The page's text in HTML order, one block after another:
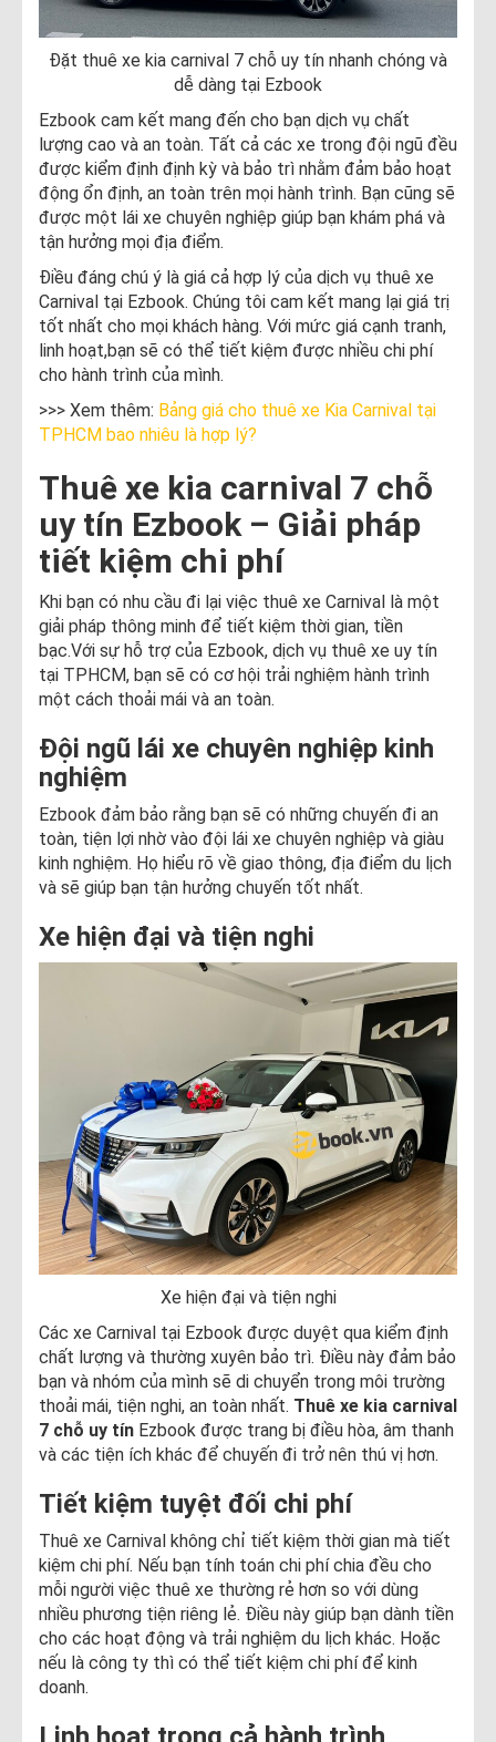
Đặt thuê xe kia carnival 7 chỗ uy tín nhanh chóng và
dễ dàng tại Ezbook
Ezbook cam kết mang đến cho bạn dịch vụ chất
lượng cao và an toàn. Tất cả các xe trong đội ngũ đều
được kiểm định định kỳ và bảo trì nhằm đảm bảo hoạt
động ổn định, an toàn trên mọi hành trình. Bạn cũng sẽ
được một lái xe chuyên nghiệp giúp bạn khám phá và
tận hưởng mọi địa điểm.
Điều đáng chú ý là giá cả hợp lý của dịch vụ thuê xe
Carnival tại Ezbook. Chúng tôi cam kết mang lại giá trị
tốt nhất cho mọi khách hàng. Với mức giá cạnh tranh,
linh hoạt,bạn sẽ có thể tiết kiệm được nhiều chi phí
cho hành trình của mình.
>>> Xem thêm: Bảng giá cho thuê xe Kia Carnival tại
TPHCM bao nhiêu là hợp lý?
Thuê xe kia carnival 7 chỗ
uy tín Ezbook – Giải pháp
tiết kiệm chi phí
Khi bạn có nhu cầu đi lại việc thuê xe Carnival là một
giải pháp thông minh để tiết kiệm thời gian, tiền
bạc.Với sự hỗ trợ của Ezbook, dịch vụ thuê xe uy tín
tại TPHCM, bạn sẽ có cơ hội trải nghiệm hành trình
một cách thoải mái và an toàn.
Đội ngũ lái xe chuyên nghiệp kinh
nghiệm
Ezbook đảm bảo rằng bạn sẽ có những chuyến đi an
toàn, tiện lợi nhờ vào đội lái xe chuyên nghiệp và giàu
kinh nghiệm. Họ hiểu rõ về giao thông, địa điểm du lịch
và sẽ giúp bạn tận hưởng chuyến tốt nhất.
Xe hiện đại và tiện nghi
Xe hiện đại và tiện nghi
Các xe Carnival tại Ezbook được duyệt qua kiểm định
chất lượng và thường xuyên bảo trì. Điều này đảm bảo
bạn và nhóm của mình sẽ di chuyển trong môi trường
thoải mái, tiện nghi, an toàn nhất. Thuê xe kia carnival
7 chỗ uy tín Ezbook được trang bị điều hòa, âm thanh
và các tiện ích khác để chuyến đi trở nên thú vị hơn.
Tiết kiệm tuyệt đối chi phí
Thuê xe Carnival không chỉ tiết kiệm thời gian mà tiết
kiệm chi phí. Nếu bạn tính toán chi phí chia đều cho
mỗi người việc thuê xe thường rẻ hơn so với dùng
nhiều phương tiện riêng lẻ. Điều này giúp bạn dành tiền
cho các hoạt động và trải nghiệm du lịch khác. Hoặc
nếu là công ty thì có thể tiết kiệm chi phí để kinh
doanh.